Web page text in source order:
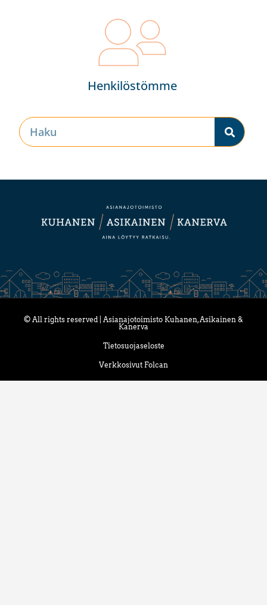
Henkilöstömme
© All rights reserved | Asianajotoimisto Kuhanen, Asikainen &
Kanerva
Tietosuojaseloste
Verkkosivut Folcan